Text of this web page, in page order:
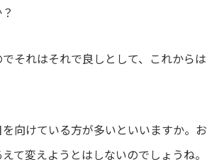
それはそれで良しとして、これからは
向けている方が多いといいますか。お
て変えようとはしないのでしょうね。